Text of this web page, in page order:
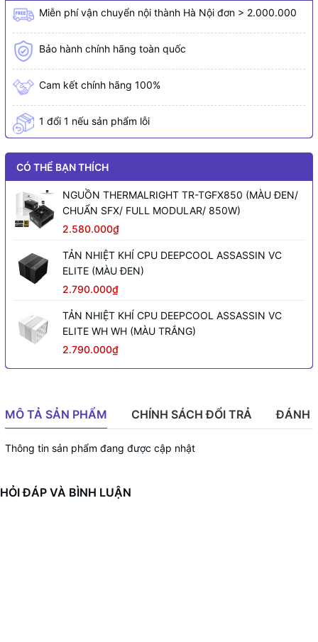
Miễn phí vận chuyển nội thành Hà Nội đơn > 2.000.000
Bảo hành chính hãng toàn quốc
Cam kết chính hãng 100%
1 đổi 1 nếu sản phẩm lỗi
CÓ THỂ BẠN THÍCH
NGUỒN THERMALRIGHT TR-TGFX850 (MÀU ĐEN/
CHUẨN SFX/ FULL MODULAR/ 850W)
2.580.000₫
TẢN NHIỆT KHÍ CPU DEEPCOOL ASSASSIN VC
ELITE (MÀU ĐEN)
2.790.000₫
TẢN NHIỆT KHÍ CPU DEEPCOOL ASSASSIN VC
ELITE WH WH (MÀU TRẮNG)
2.790.000₫
MÔ TẢ SẢN PHẨM CHÍNH SÁCH ĐỔI TRẢ ĐÁNH
Thông tin sản phẩm đang được cập nhật
HỎI ĐÁP VÀ BÌNH LUẬN